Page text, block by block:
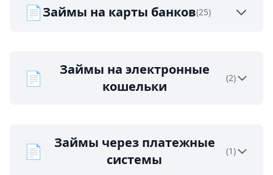
📄Займы на карты банков(25)
📄
Займы на электронные
кошельки
(2)
📄
Займы через платежные
системы
(1)